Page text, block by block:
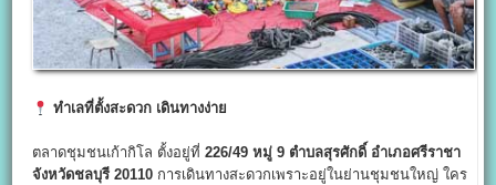
ทำเลที่ตั้งสะดวก เดินทางง่าย
ตลาดชุมชนเก้ากิโล ตั้งอยู่ที่226/49หมู่ 9 ตำบลสุรศักดิ์ อำเภอศรีราชา
จังหวัดชลบุรี 20110 การเดินทางสะดวกเพราะอยู่ในย่านชุมชนใหญ่ ใคร